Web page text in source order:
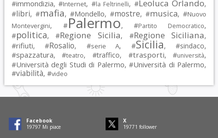
#immondizia, #Internet, #la Feltrinelli, #Leoluca Orlando,
#libri, #mafia, #Mondello, #mostre, #musica, #Nuovo
Montevergini, #Palermo, #Partito Democratico,
#politica, #Regione Sicilia, #Regione Siciliana,
#rifiuti, #Rosalio, #serie A, #Sicilia, #sindaco,
#spazzatura, #teatro, #traffico, #trasporti, #università,
#Università degli Studi di Palermo, #Università di Palermo,
#viabilità, #video
Facebook
19797 Mi piace
X
19771 follower